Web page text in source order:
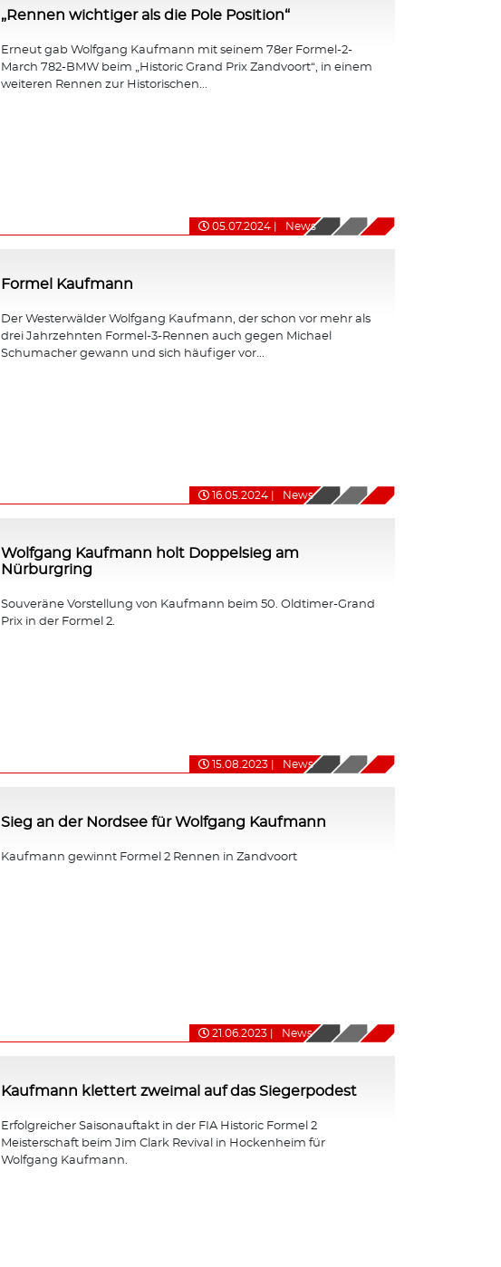
„Rennen wichtiger als die Pole Position“
Erneut gab Wolfgang Kaufmann mit seinem 78er Formel-2-
March 782-BMW beim „Historic Grand Prix Zandvoort“, in einem
weiteren Rennen zur Historischen...
05.07.2024 News
Formel Kaufmann
Der Westerwälder Wolfgang Kaufmann, der schon vor mehr als
drei Jahrzehnten Formel-3-Rennen auch gegen Michael
Schumacher gewann und sich häufiger vor...
16.05.2024 News
Wolfgang Kaufmann holt Doppelsieg am
Nürburgring
Souveräne Vorstellung von Kaufmann beim 50. Oldtimer-Grand
Prix in der Formel 2.
15.08.2023 News
Sieg an der Nordsee für Wolfgang Kaufmann
Kaufmann gewinnt Formel 2 Rennen in Zandvoort
21.06.2023 News
Kaufmann klettert zweimal auf das Siegerpodest
Erfolgreicher Saisonauftakt in der FIA Historic Formel 2
Meisterschaft beim Jim Clark Revival in Hockenheim für
Wolfgang Kaufmann.